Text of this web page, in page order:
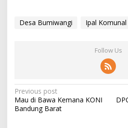
Desa Bumiwangi Ipal Komunal
Follow Us
P
o
Previous post
Mau di Bawa Kemana KONI
Bandung Barat